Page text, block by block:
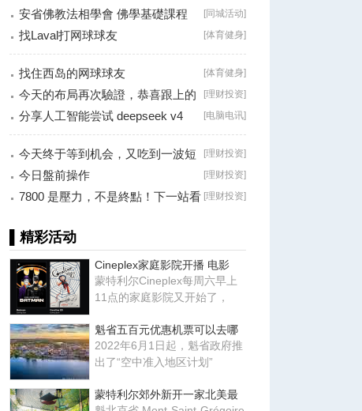
Brossard
[同城活动]
安省佛教法相學會 佛學基礎課程
（第二十八
[体育健身]
找Laval打网球球友
[体育健身]
找住西岛的网球球友
[理财投资]
今天的布局再次驗證，恭喜跟上的
朋友！
[电脑电讯]
分享人工智能尝试 deepseek v4
falsh, 据说
[理财投资]
今天终于等到机会，又吃到一波短
线利润！
[理财投资]
今日盤前操作
[理财投资]
7800 是壓力，不是終點！下一站看
▌精彩活动
Cineplex家庭影院开播 电影
蒙特利尔Cineplex每周六早上
11点的家庭影院又开始了，
魁省五百元优惠机票可以去哪
2022年6月1日起，魁省政府推
出了“空中准入地区计划”
蒙特利尔郊外新开一家北美最